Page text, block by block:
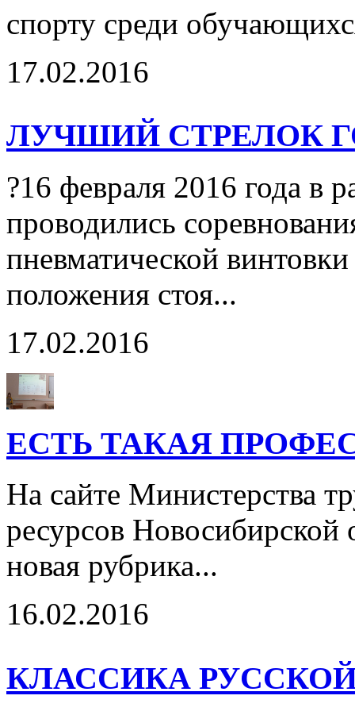
спорту среди
17.02.2016
ЛУЧШИЙ СТРЕЛОК
?16 февраля 2016 года в
проводились
пневматической
положения стоя...
17.02.2016
ЕСТЬ ТАКАЯ
На сайте Министерства
ресурсов Новосибирской
новая рубрика...
16.02.2016
КЛАССИКА